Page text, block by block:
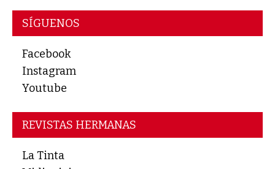
SÍGUENOS
Facebook
Instagram
Youtube
REVISTAS HERMANAS
La Tinta